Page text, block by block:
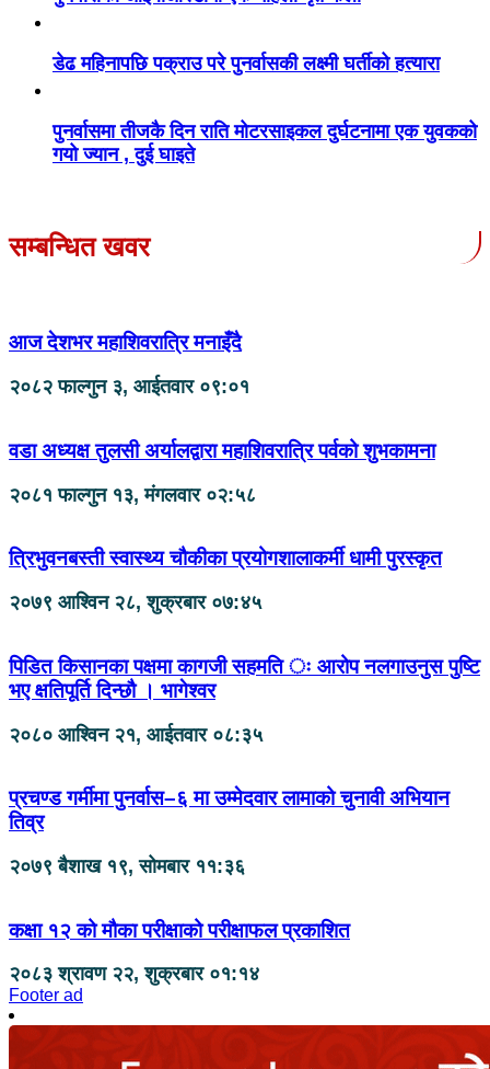
डेढ महिनापछि पक्राउ परे पुनर्वासकी लक्ष्मी घर्तीको हत्यारा
पुनर्वासमा तीजकै दिन राति मोटरसाइकल दुर्घटनामा एक युवकको
गयो ज्यान , दुई घाइते
सम्बन्धित खवर
आज देशभर महाशिवरात्रि मनाइँदै
२०८२ फाल्गुन ३, आईतवार ०९:०१
वडा अध्यक्ष तुलसी अर्यालद्वारा महाशिवरात्रि पर्वको शुभकामना
२०८१ फाल्गुन १३, मंगलवार ०२:५८
त्रिभुवनबस्ती स्वास्थ्य चौकीका प्रयोगशालाकर्मी धामी पुरस्कृत
२०७९ आश्विन २८, शुक्रबार ०७:४५
पिडित किसानका पक्षमा कागजी सहमति ः आरोप नलगाउनुस पुष्टि
भए क्षतिपूर्ति दिन्छौ । भागेश्वर
२०८० आश्विन २१, आईतवार ०८:३५
प्रचण्ड गर्मीमा पुनर्वास–६ मा उम्मेदवार लामाको चुनावी अभियान
तिव्र
२०७९ बैशाख १९, सोमबार ११:३६
कक्षा १२ को मौका परीक्षाको परीक्षाफल प्रकाशित
२०८३ श्रावण २२, शुक्रबार ०१:१४
Footer ad